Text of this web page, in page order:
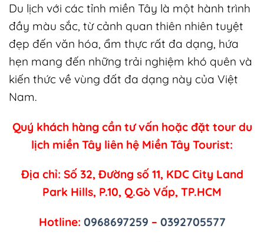
Du lịch với các tỉnh miền Tây là một hành trình
đầy màu sắc, từ cảnh quan thiên nhiên tuyệt
đẹp đến văn hóa, ẩm thực rất đa dạng, hứa
hẹn mang đến những trải nghiệm khó quên và
kiến thức về vùng đất đa dạng này của Việt
Nam.
Quý khách hàng cần tư vấn hoặc đặt tour du
lịch miền Tây liên hệ Miền Tây Tourist:
Địa chỉ: Số 32, Đường số 11, KDC City Land
Park Hills, P.10, Q.Gò Vấp, TP.HCM
Hotline: 0968697259 – 0392705577